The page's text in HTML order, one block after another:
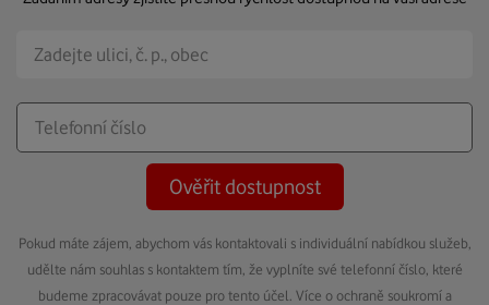
Ověřit dostupnost
Pokud máte zájem, abychom vás kontaktovali s individuální nabídkou služeb,
udělte nám souhlas s kontaktem tím, že vyplníte své telefonní číslo, které
budeme zpracovávat pouze pro tento účel. Více o ochraně soukromí a